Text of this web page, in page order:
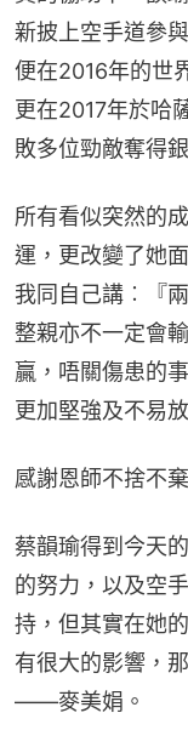
新披上空手道參
便在2016年的世
更在2017年於哈
敗多位勁敵奪得
所有看似突然的
運，更改變了她
我同自己講︰『
整親亦不一定會
贏，唔關傷患的
更加堅強及不易
感謝恩師不捨不
蔡韻瑜得到今天
的努力，以及空
持，但其實在她
有很大的影響，
——麥美娟。